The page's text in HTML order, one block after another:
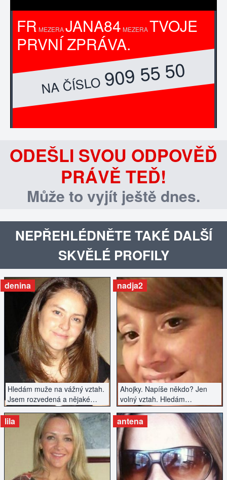
FR MEZERAJANA84 MEZERATVOJE
PRVNÍ ZPRÁVA.
NA ČÍSLO909 55 50
ODEŠLI SVOU ODPOVĚĎ
PRÁVĚ TEĎ!
Může to vyjít ještě dnes.
NEPŘEHLÉDNĚTE TAKÉ DALŠÍ
SKVĚLÉ PROFILY
Hledám muže na vážný vztah.
Jsem rozvedená a nějaké
povinnosti mám, ale tak ty
můžeš mít i ty :)
denina
ZOBRAZIT INZERÁT
Ahojky. Napíše někdo? Jen
volný vztah. Hledám
rozptýlení.
nadja2
ZOBRAZIT INZERÁT
lila
ZOBRAZIT INZERÁT
antena
ZOBRAZIT INZERÁT